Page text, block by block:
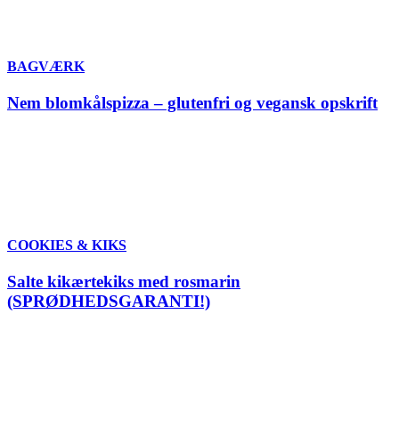
BAGVÆRK
Nem blomkålspizza – glutenfri og vegansk opskrift
COOKIES & KIKS
Salte kikærtekiks med rosmarin
(SPRØDHEDSGARANTI!)